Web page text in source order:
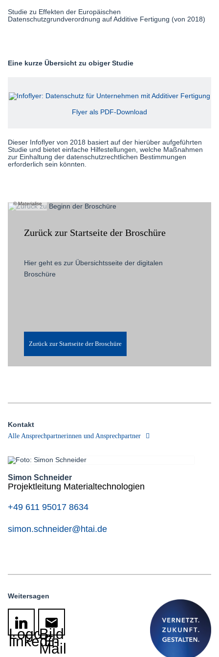
Studie zu Effekten der Europäischen
Datenschutzgrundverordnung auf Additive Fertigung (von 2018)
Eine kurze Übersicht zu obiger Studie
Flyer als PDF-Download
Dieser Infoflyer von 2018 basiert auf der hierüber aufgeführten
Studie und bietet einfache Hilfestellungen, welche Maßnahmen
zur Einhaltung der datenschutzrechtlichen Bestimmungen
erforderlich sein könnten.
Materialise
Zurück zur Startseite der Broschüre
Hier geht es zur Übersichtsseite der digitalen
Broschüre
Zurück zur Startseite der Broschüre
Kontakt
Alle Ansprechpartnerinnen und Ansprechpartner
Simon Schneider
Projektleitung Materialtechnologien
+49 611 95017 8634
simon.schneider@htai.de
Weitersagen
Logo
linkedin
Bild
E-
Mail